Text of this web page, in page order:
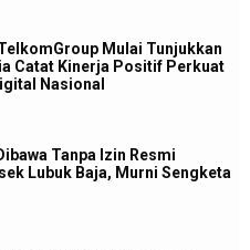
Mulai Tunjukkan
Catat Kinerja Positif Perkuat
Nasional
Tanpa Izin Resmi
Lubuk Baja, Murni Sengketa